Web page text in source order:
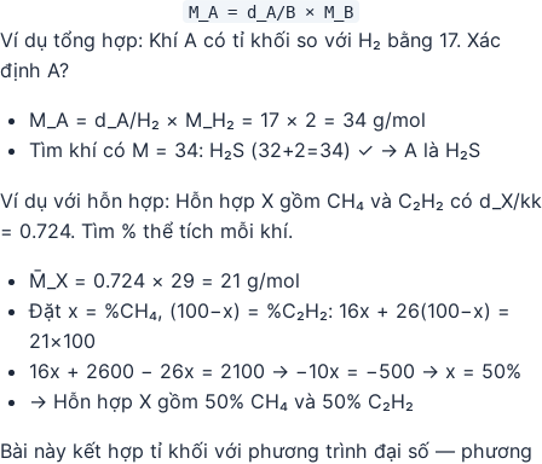
M_A = d_A/B × M_B
Ví dụ tổng hợp: Khí A có tỉ khối so với H₂ bằng 17. Xác
định A?
M_A = d_A/H₂ × M_H₂ = 17 × 2 = 34 g/mol
Tìm khí có M = 34: H₂S (32+2=34) ✓ → A là H₂S
Ví dụ với hỗn hợp: Hỗn hợp X gồm CH₄ và C₂H₂ có d_X/kk
= 0.724. Tìm % thể tích mỗi khí.
M̄_X = 0.724 × 29 = 21 g/mol
Đặt x = %CH₄, (100−x) = %C₂H₂: 16x + 26(100−x) =
21×100
16x + 2600 − 26x = 2100 → −10x = −500 → x = 50%
→ Hỗn hợp X gồm 50% CH₄ và 50% C₂H₂
Bài này kết hợp tỉ khối với phương trình đại số — phương